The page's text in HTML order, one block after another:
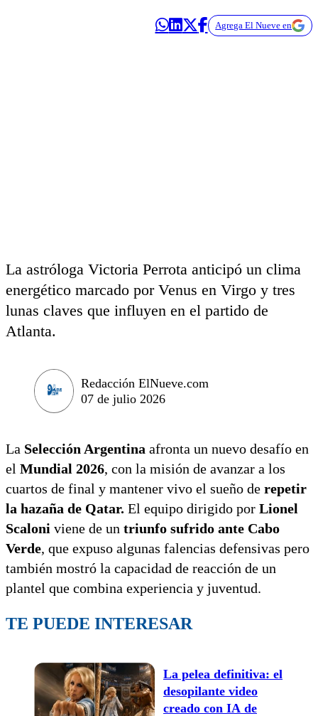
Agrega El Nueve en
La astróloga Victoria Perrota anticipó un clima
energético marcado por Venus en Virgo y tres
lunas claves que influyen en el partido de
Atlanta.
Redacción ElNueve.com
07 de julio 2026
La Selección Argentina afronta un nuevo desafío en
el Mundial 2026, con la misión de avanzar a los
cuartos de final y mantener vivo el sueño de repetir
la hazaña de Qatar. El equipo dirigido por Lionel
Scaloni viene de un triunfo sufrido ante Cabo
Verde, que expuso algunas falencias defensivas pero
también mostró la capacidad de reacción de un
plantel que combina experiencia y juventud.
TE PUEDE INTERESAR
La pelea definitiva: el
desopilante video
creado con IA de